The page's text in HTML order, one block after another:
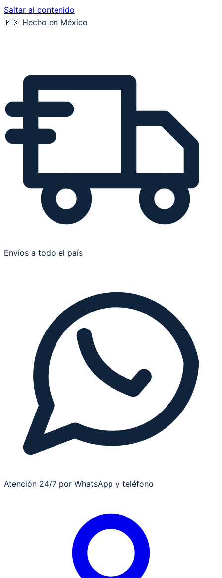
Saltar al contenido
🇲🇽 Hecho en México
Envíos a todo el país
Atención 24/7 por WhatsApp y teléfono